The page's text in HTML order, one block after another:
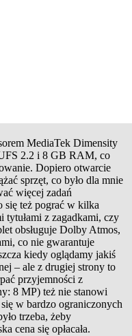
MediaTek Dimensity
2.2 i 8 GB RAM, co
Dopiero otwarcie
sprzęt, co było dla mnie
więcej zadań
się też pograć w kilka
tytułami z zagadkami, czy
obsługuje Dolby Atmos,
co nie gwarantuje
kiedy oglądamy jakiś
– ale z drugiej strony to
przyjemności z
8 MP) też nie stanowi
w bardzo ograniczonych
trzeba, żeby
cena się opłacała.